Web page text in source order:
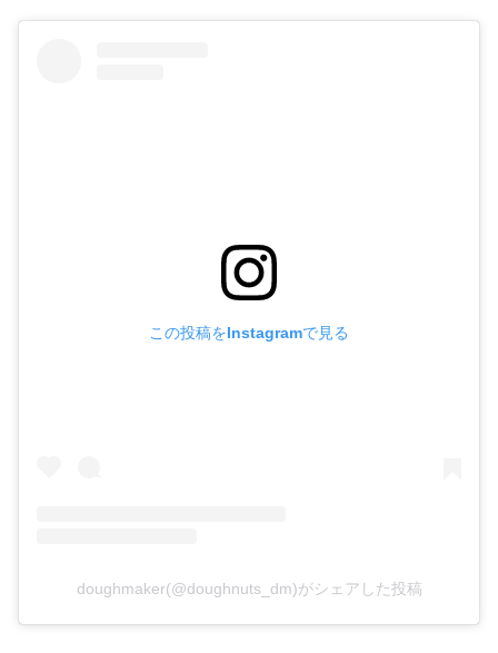
この投稿をInstagramで見る
doughmaker(@doughnuts_dm)がシェアした投稿